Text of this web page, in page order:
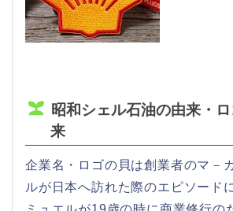
昭和シェル石油の由来・
来
企業名・ロゴの貝は創業者のマ－
ルが日本へ訪れた際のエピソード